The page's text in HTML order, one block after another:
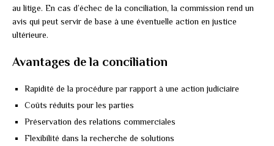
au litige. En cas d’échec de la conciliation, la commission rend un
avis qui peut servir de base à une éventuelle action en justice
ultérieure.
Avantages de la conciliation
Rapidité de la procédure par rapport à une action judiciaire
Coûts réduits pour les parties
Préservation des relations commerciales
Flexibilité dans la recherche de solutions